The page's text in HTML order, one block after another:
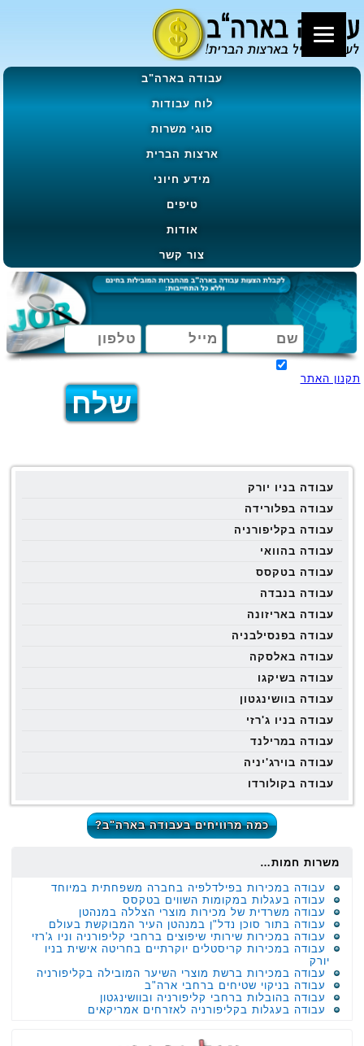
עבודה בארה"ב
לוח עבודות
סוגי משרות
ארצות הברית
מידע חיוני
טיפים
אודות
צור קשר
תקנון האתר
עבודה בניו יורק
עבודה בפלורידה
עבודה בקליפורניה
עבודה בהוואי
עבודה בטקסס
עבודה בנבדה
עבודה באריזונה
עבודה בפנסילבניה
עבודה באלסקה
עבודה בשיקגו
עבודה בוושינגטון
עבודה בניו ג'רזי
עבודה במרילנד
עבודה בוירג'יניה
עבודה בקולורדו
כמה מרוויחים בעבודה בארה"ב?
משרות חמות…
עבודה במכירות בפילדלפיה בחברה משפחתית במיוחד
עבודה בעגלות במקומות השווים בטקסס
עבודה משרדית של מכירות מוצרי הצללה במנהטן
עבודה בתור סוכן נדל"ן במנהטן העיר המבוקשת בעולם
עבודה במכירות שירותי שיפוצים ברחבי קליפורניה וניו ג'רזי
עבודה במכירות קריסטלים יוקרתיים בחריטה אישית בניו
יורק
עבודה במכירות ברשת מוצרי השיער המובילה בקליפורניה
עבודה בניקוי שטיחים ברחבי ארה"ב
עבודה בהובלות ברחבי קליפורניה ובוושינגטון
עבודה בעגלות בקליפורניה לאזרחים אמריקאים